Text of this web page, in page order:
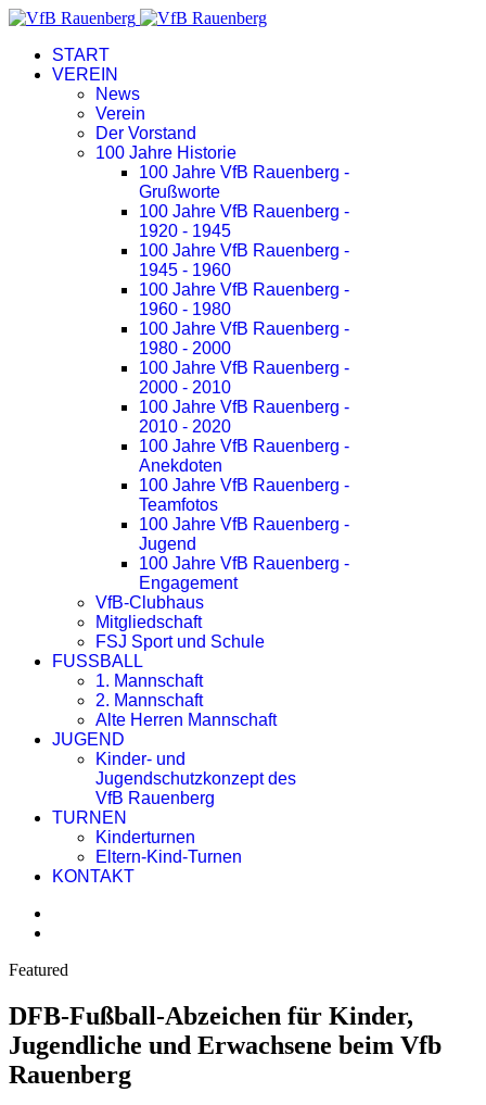
START
VEREIN
News
Verein
Der Vorstand
100 Jahre Historie
100 Jahre VfB Rauenberg -
Grußworte
100 Jahre VfB Rauenberg -
1920 - 1945
100 Jahre VfB Rauenberg -
1945 - 1960
100 Jahre VfB Rauenberg -
1960 - 1980
100 Jahre VfB Rauenberg -
1980 - 2000
100 Jahre VfB Rauenberg -
2000 - 2010
100 Jahre VfB Rauenberg -
2010 - 2020
100 Jahre VfB Rauenberg -
Anekdoten
100 Jahre VfB Rauenberg -
Teamfotos
100 Jahre VfB Rauenberg -
Jugend
100 Jahre VfB Rauenberg -
Engagement
VfB-Clubhaus
Mitgliedschaft
FSJ Sport und Schule
FUSSBALL
1. Mannschaft
2. Mannschaft
Alte Herren Mannschaft
JUGEND
Kinder- und
Jugendschutzkonzept des
VfB Rauenberg
TURNEN
Kinderturnen
Eltern-Kind-Turnen
KONTAKT
Featured
DFB-Fußball-Abzeichen für Kinder,
Jugendliche und Erwachsene beim Vfb
Rauenberg